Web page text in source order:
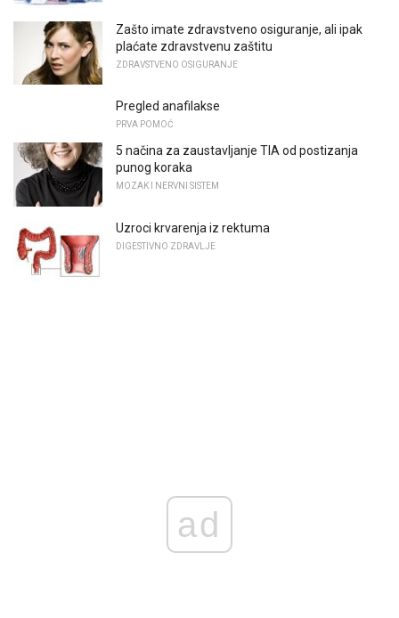
Zašto imate zdravstveno osiguranje, ali ipak
plaćate zdravstvenu zaštitu
ZDRAVSTVENO OSIGURANJE
Pregled anafilakse
PRVA POMOĆ
5 načina za zaustavljanje TIA od postizanja
punog koraka
MOZAK I NERVNI SISTEM
Uzroci krvarenja iz rektuma
DIGESTIVNO ZDRAVLJE
ad